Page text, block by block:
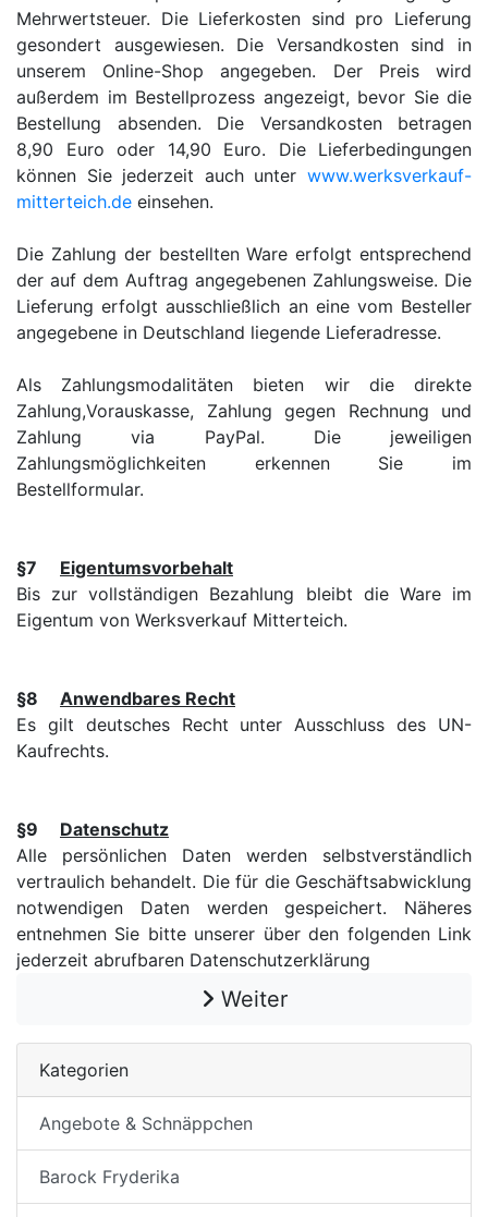
Mehrwertsteuer. Die Lieferkosten sind pro Lieferung
gesondert ausgewiesen. Die Versandkosten sind in
unserem Online-Shop angegeben. Der Preis wird
außerdem im Bestellprozess angezeigt, bevor Sie die
Bestellung absenden. Die Versandkosten betragen
8,90 Euro oder 14,90 Euro. Die Lieferbedingungen
können Sie jederzeit auch unter www.werksverkauf-
mitterteich.de einsehen.
Die Zahlung der bestellten Ware erfolgt entsprechend
der auf dem Auftrag angegebenen Zahlungsweise. Die
Lieferung erfolgt ausschließlich an eine vom Besteller
angegebene in Deutschland liegende Lieferadresse.
Als Zahlungsmodalitäten bieten wir die direkte
Zahlung,Vorauskasse, Zahlung gegen Rechnung und
Zahlung via PayPal. Die jeweiligen
Zahlungsmöglichkeiten erkennen Sie im
Bestellformular.
§7
Eigentumsvorbehalt
Bis zur vollständigen Bezahlung bleibt die Ware im
Eigentum von Werksverkauf Mitterteich.
§8
Anwendbares Recht
Es gilt deutsches Recht unter Ausschluss des UN-
Kaufrechts.
§9
Datenschutz
Alle persönlichen Daten werden selbstverständlich
vertraulich behandelt. Die für die Geschäftsabwicklung
notwendigen Daten werden gespeichert. Näheres
entnehmen Sie bitte unserer über den folgenden Link
jederzeit abrufbaren Datenschutzerklärung
Weiter
Kategorien
Angebote & Schnäppchen
Barock Fryderika